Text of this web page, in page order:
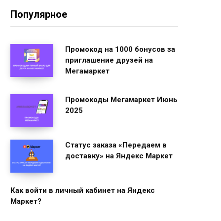
Популярное
Промокод на 1000 бонусов за
приглашение друзей на
Мегамаркет
Промокоды Мегамаркет Июнь
2025
Статус заказа «Передаем в
доставку» на Яндекс Маркет
Как войти в личный кабинет на Яндекс
Маркет?